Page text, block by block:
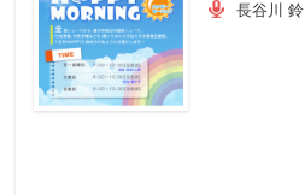
長谷川 鈴